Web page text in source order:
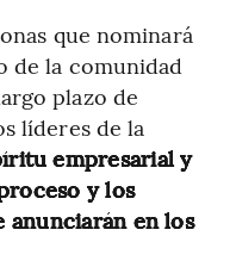
que nominará
de la comunidad
plazo de
líderes de la
empresarial y
y los
en los